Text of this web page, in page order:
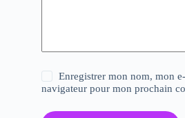
Enregistrer mon nom, mon
navigateur pour mon prochain